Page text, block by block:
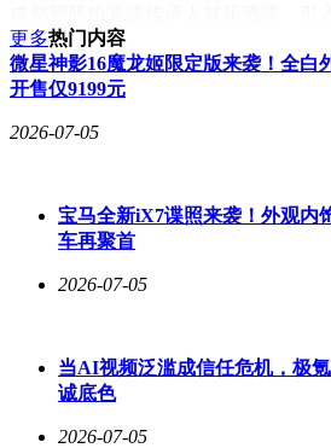
客流约2万，60%的路人会驻足关注，
30%-40%。然而，极致体验的背后，
和创始人姚哲指出，板前店对设备、
人薛国巍透露，一家门店改造为板前
中式烹饪的复杂性，进一步限制了板
料Omakase之所以能在板前模式中成
动作优雅适合观赏。而中式烹饪讲究
服务动线与生产动线，通过厨师直接
部分用人成本。
不同餐饮业态对板前模式的适应程度
更多热门内容
微星神影16魔龙姬限定版来袭！全白
开售仅9199元
2026-07-05
宝马全新iX7谍照来袭！外观内
车再聚首
2026-07-05
当AI视频泛滥成信任危机，极
诚底色
2026-07-05